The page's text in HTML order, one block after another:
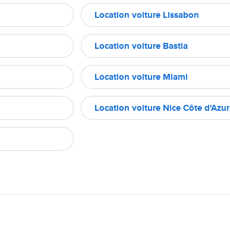
Location voiture Lissabon
Location voiture Bastia
Location voiture Miami
Location voiture Nice Côte d'Azur